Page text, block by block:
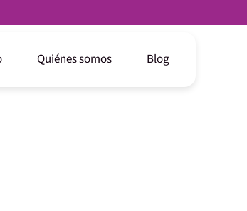
Quiénes somos Blog